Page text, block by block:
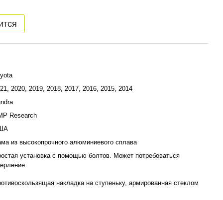
2020, 2019, 2018, 2017, 2016, 2015, 2014
Research
из высокопрочного алюминиевого сплава
установка с помощью болтов. Может потребоваться
накладка на ступеньку, армированная стеклом